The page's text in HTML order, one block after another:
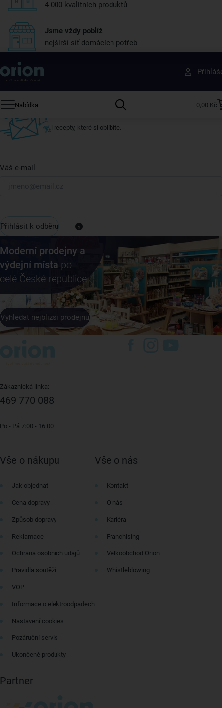
4 000 kvalitních produktů
Jsme vždy poblíž
nejširší síť domácích potřeb
Nabídka 0,00 Kč
Získejte rady, recepty a tipy na slevy dřív než
ostatní
Přihlaste se k odběru našeho newsletteru.
i recepty, které si oblíbíte.
Váš e-mail
Přihlásit k odběru
Moderní prodejny a
výdejní místa po
celé České republice
Vyhledat nejbližší prodejnu
Zákaznická linka:
469 770 088
Po - Pá 7:00 - 16:00
Vše o nákupu
Jak objednat
Cena dopravy
Způsob dopravy
Reklamace
Ochrana osobních údajů
Pravidla soutěží
VOP
Informace o elektroodpadech
Nastavení cookies
Pozáruční servis
Ukončené produkty
Vše o nás
Kontakt
O nás
Kariéra
Franchising
Velkoobchod Orion
Whistleblowing
Partner